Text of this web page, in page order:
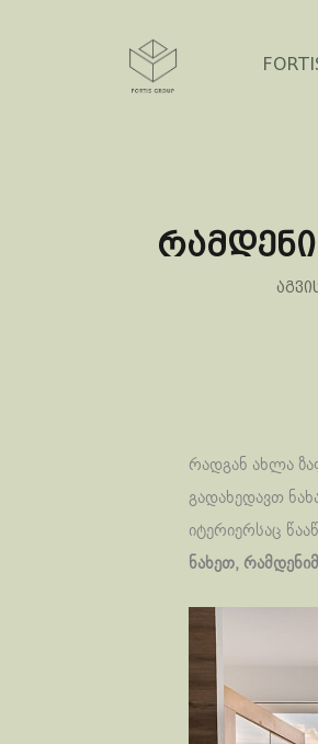
რადგან ახლა
გადახედავთ
იტერიერსაც
ნახეთ,